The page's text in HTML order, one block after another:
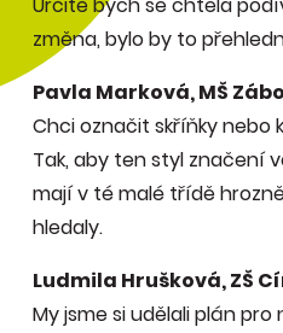
Určitě bych se chtěla
změna, bylo by to
Pavla Marková, MŠ
Chci označit skříňky nebo
Tak, aby ten styl značení
mají v té malé třídě
hledaly.
Ludmila Hrušková, ZŠ
My jsme si udělali plán